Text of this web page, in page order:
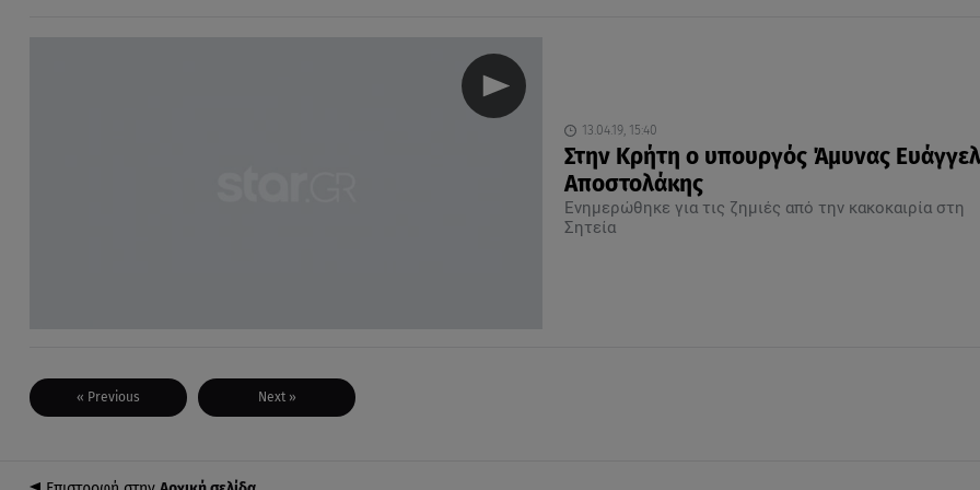
13.04.19, 15:40
Στην Κρήτη ο υπουργός Άμυνας
Αποστολάκης
Ενημερώθηκε για τις ζημιές από την κακοκαιρία στη
Σητεία
« Previous Next »